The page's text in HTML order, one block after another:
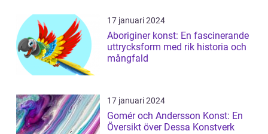
17 januari 2024
Aboriginer konst: En fascinerande
uttrycksform med rik historia och
mångfald
17 januari 2024
Gomér och Andersson Konst: En
Översikt över Dessa Konstverk